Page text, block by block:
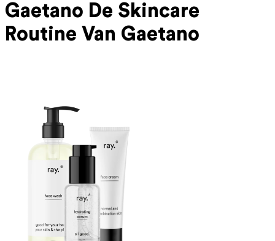
Gaetano De Skincare
Routine Van Gaetano